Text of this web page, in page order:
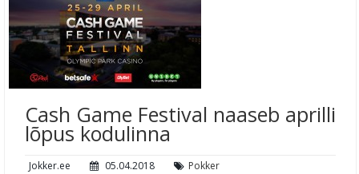
Cash Game Festival naaseb aprilli
lõpus kodulinna
Jokker.ee 05.04.2018 Pokker